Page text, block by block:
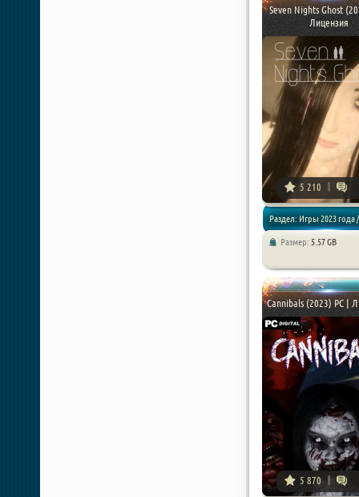
Seven Nights Ghost
Лицензия
5 210
Раздел: Игры 2023 года /
Размер: 5.57 GB
Cannibals (2023) PC |
5 870